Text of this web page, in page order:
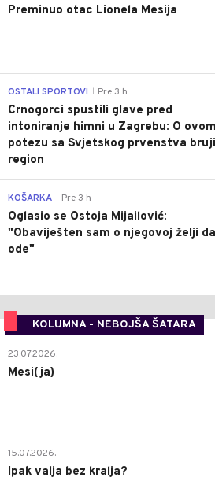
Preminuo otac Lionela Mesija
OSTALI SPORTOVI Pre 3 h
Crnogorci spustili glave pred
intoniranje himni u Zagrebu: O ovom
potezu sa Svjetskog prvenstva bruji
region
KOŠARKA Pre 3 h
Oglasio se Ostoja Mijailović:
"Obaviješten sam o njegovoj želji da
ode"
KOLUMNA - NEBOJŠA ŠATARA
23.07.2026.
Mesi(ja)
15.07.2026.
Ipak valja bez kralja?